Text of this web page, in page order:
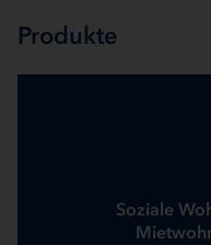
Produkte
Soziale